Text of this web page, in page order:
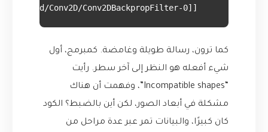
    [[node gradient_tape/sequential/conv2d/Conv2D/Conv2DBackpropFilter-0...]]
كما ترون، رسالة طويلة وغامضة. كمبرمج، أول
شيء أفعله هو النظر إلى آخر سطر. رأيت
“Incompatible shapes”، وفهمت أن هناك
مشكلة في أبعاد الصور، لكن أين بالضبط؟ الكود
كان كبيرًا، والبيانات تمر عبر عدة مراحل من